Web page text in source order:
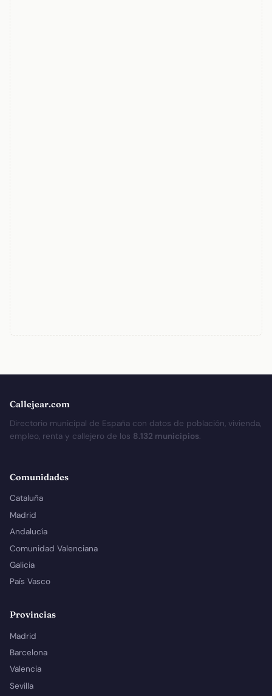
Callejear.com
Directorio municipal de España con datos de población, vivienda,
empleo, renta y callejero de los 8.132 municipios.
Comunidades
Cataluña
Madrid
Andalucía
Comunidad Valenciana
Galicia
País Vasco
Provincias
Madrid
Barcelona
Valencia
Sevilla